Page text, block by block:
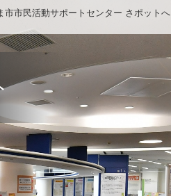
市市民活動サポートセンター さポットへ